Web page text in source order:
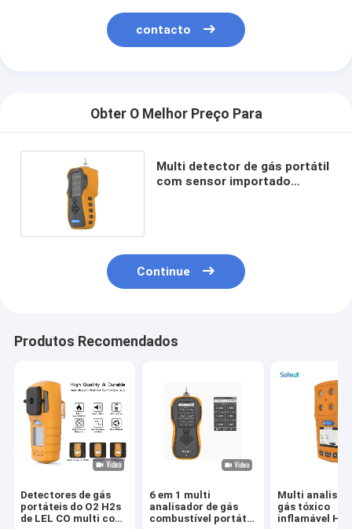
contacto
Obter O Melhor Preço Para
Multi detector de gás portátil
com sensor importado
Continue
Produtos Recomendados
Detectores de gás
portáteis do O2 H2s
de LEL CO multi com
6 em 1 multi
analisador de gás
combustível portátil
Multi
gás tóxico
inflamável